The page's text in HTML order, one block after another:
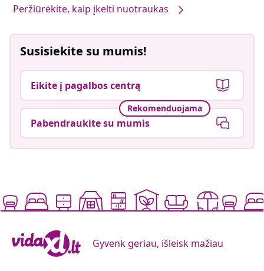
Peržiūrėkite, kaip įkelti nuotraukas
Susisiekite su mumis!
Eikite į pagalbos centrą
Rekomenduojama
Pabendraukite su mumis
Gyvenk geriau, išleisk mažiau